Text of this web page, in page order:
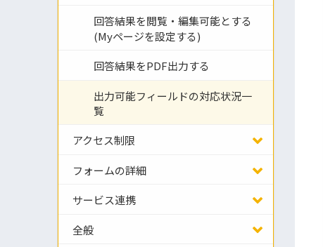
回答結果を閲覧・編集可能とする
(Myページを設定する)
回答結果をPDF出力する
出力可能フィールドの対応状況一
覧
アクセス制限
フォームの詳細
サービス連携
全般